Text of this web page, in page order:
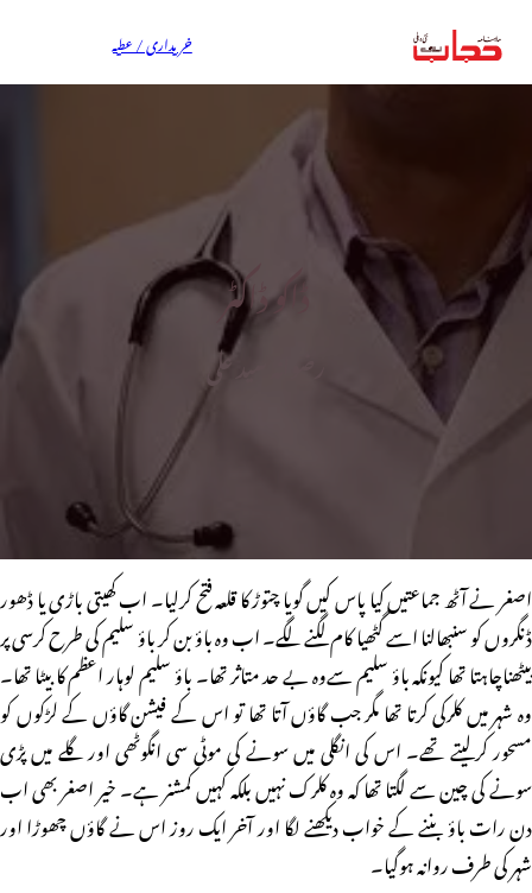
خریداری / عطیہ
ڈاکو ڈاکٹر
رضوانہ سید علی
اصغر نے آٹھ جماعتیں کیا پاس کیں گویا چتوڑ کا قلعہ فتح کرلیا۔ اب کھیتی باڑی یا ڈھور
ڈنگروں کو سنبھالنا اسے گٹھیا کام لگنے لگے۔ اب وہ باؤ بن کر باؤ سلیم کی طرح کرسی پر
بیٹھناچاہتا تھا کیونکہ باؤ سلیم سےوہ بے حد متاثر تھا۔ باؤ سلیم لوہار اعظم کا بیٹا تھا۔
وہ شہر میں کلرکی کرتا تھا مگر جب گاؤں آتا تھا تو اس کے فیشن گاؤں کے لڑکوں کو
مسحور کرلیتے تھے۔ اس کی انگلی میں سونے کی موٹی سی انگوٹھی اور گلے میں پڑی
سونے کی چین سے لگتا تھا کہ وہ کلرک نہیں بلکہ کہیں کمشنر ہے۔ خیر اصغر بھی اب
دن رات باؤ بننے کے خواب دیکھنے لگا اور آخر ایک روز اس نے گاؤں چھوڑا اور
شہر کی طرف روانہ ہوگیا۔